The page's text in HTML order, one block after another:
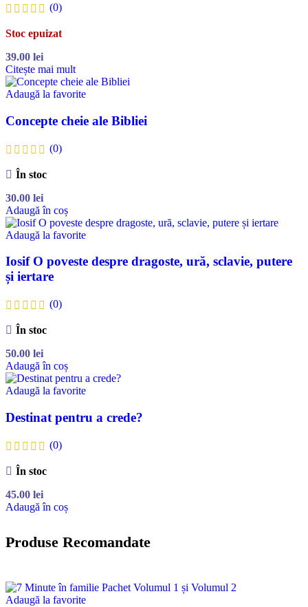
(0)
Stoc epuizat
39.00 lei
Citește mai mult
Adaugă la favorite
Concepte cheie ale Bibliei
(0)
În stoc
30.00 lei
Adaugă în coș
Adaugă la favorite
Iosif O poveste despre dragoste, ură, sclavie, putere
și iertare
(0)
În stoc
50.00 lei
Adaugă în coș
Adaugă la favorite
Destinat pentru a crede?
(0)
În stoc
45.00 lei
Adaugă în coș
Produse Recomandate
Adaugă la favorite